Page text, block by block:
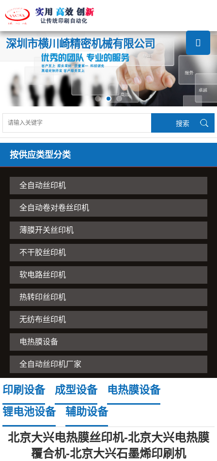
深圳市横川崎精密机械有限公司
按供应类型分类
全自动丝印机
全自动卷对卷丝印机
薄膜开关丝印机
不干胶丝印机
软电路丝印机
热转印丝印机
无纺布丝印机
电热膜设备
全自动丝印机厂家
印刷设备 成型设备
电热膜设备
锂电池设备
辅助设备
北京大兴电热膜丝印机-北京大兴电热膜
覆合机-北京大兴石墨烯印刷机